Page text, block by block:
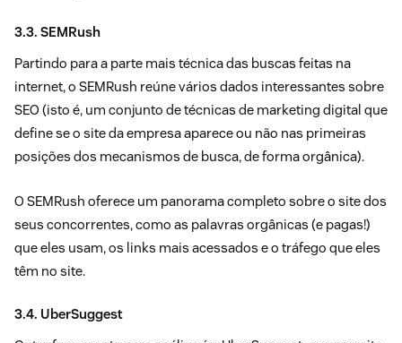
3.3. SEMRush
Partindo para a parte mais técnica das buscas feitas na
internet, o SEMRush reúne vários dados interessantes sobre
SEO (isto é, um conjunto de técnicas de marketing digital que
define se o site da empresa aparece ou não nas primeiras
posições dos mecanismos de busca, de forma orgânica).
O SEMRush oferece um panorama completo sobre o site dos
seus concorrentes, como as palavras orgânicas (e pagas!)
que eles usam, os links mais acessados e o tráfego que eles
têm no site.
3.4. UberSuggest